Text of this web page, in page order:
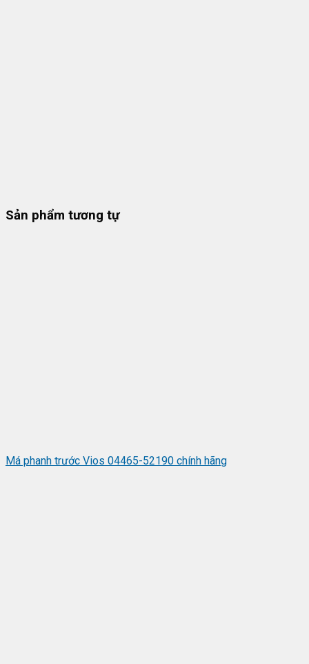
Sản phẩm tương tự
Má phanh trước Vios 04465-52190 chính hãng